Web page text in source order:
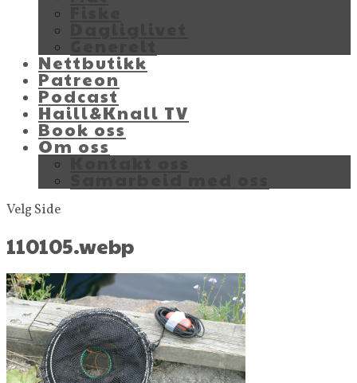
Nettbutikk
Patreon
Podcast
Haill&Knall TV
Book oss
Om oss
Kontakt oss
Velg Side
110105.webp